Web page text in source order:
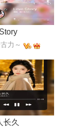
力～
长久